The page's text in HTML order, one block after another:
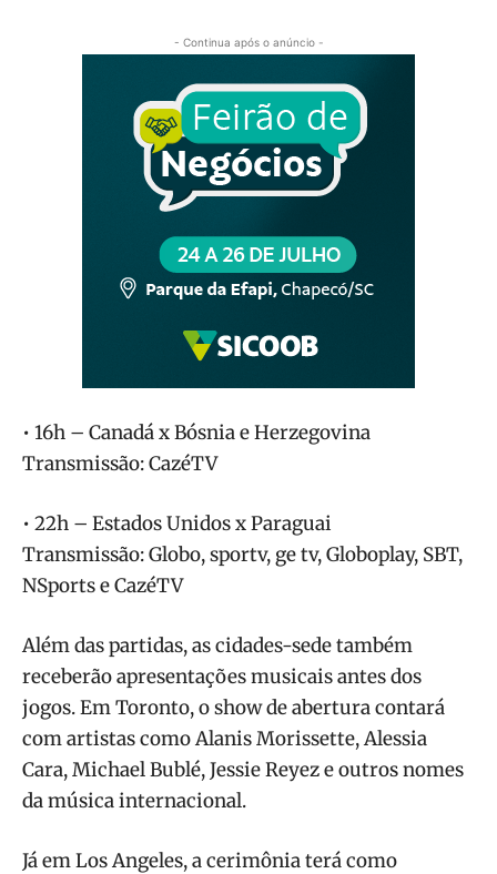
- Continua após o anúncio -
• 16h – Canadá x Bósnia e Herzegovina
Transmissão: CazéTV
• 22h – Estados Unidos x Paraguai
Transmissão: Globo, sportv, ge tv, Globoplay, SBT,
NSports e CazéTV
Além das partidas, as cidades-sede também
receberão apresentações musicais antes dos
jogos. Em Toronto, o show de abertura contará
com artistas como Alanis Morissette, Alessia
Cara, Michael Bublé, Jessie Reyez e outros nomes
da música internacional.
Já em Los Angeles, a cerimônia terá como